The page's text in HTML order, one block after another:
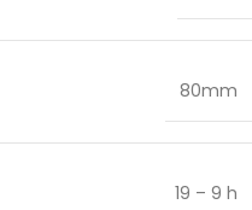
80mm
19 – 9 h